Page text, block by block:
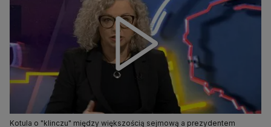
Kotula o "klinczu" między większością sejmową a prezydentem